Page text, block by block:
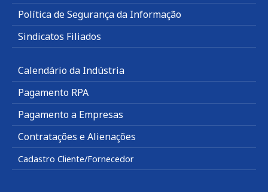
Política de Segurança da Informação
Sindicatos Filiados
Calendário da Indústria
Pagamento RPA
Pagamento a Empresas
Contratações e Alienações
Cadastro Cliente/Fornecedor